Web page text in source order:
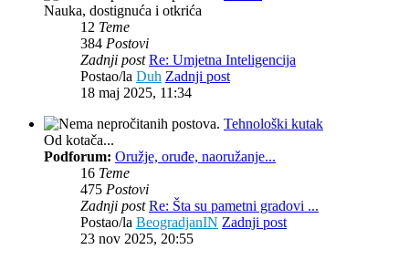
Nauka, dostignuća i otkrića
12 Teme
384 Postovi
Zadnji post Re: Umjetna Inteligencija
Postao/la Duh Zadnji post
18 maj 2025, 11:34
Tehnološki kutak
Od kotača...
Podforum: Oružje, oruđe, naoružanje...
16 Teme
475 Postovi
Zadnji post Re: Šta su pametni gradovi ...
Postao/la BeogradjanIN Zadnji post
23 nov 2025, 20:55